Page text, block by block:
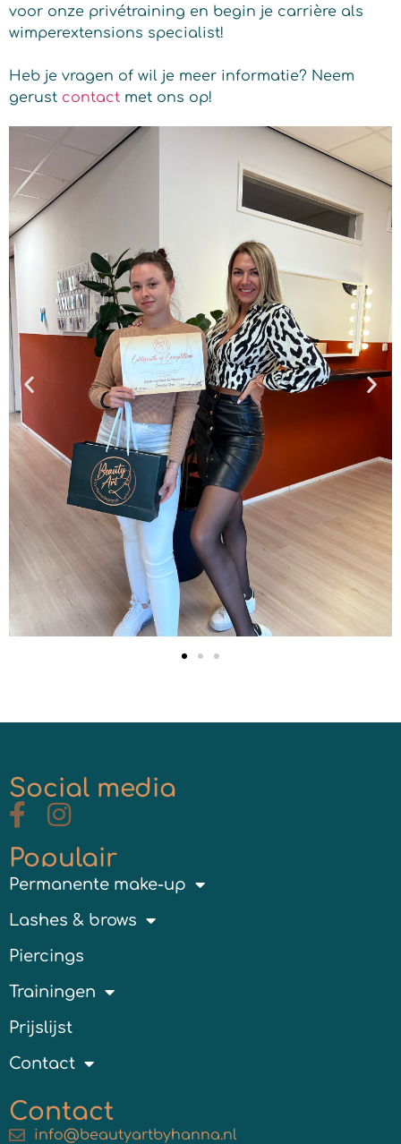
voor onze privétraining en begin je carrière als
wimperextensions specialist!
Heb je vragen of wil je meer informatie? Neem
gerust contact met ons op!
Contact
info@beautyartbyhanna.nl
Populair
Permanente make-up
Lashes & brows
Piercings
Trainingen
Prijslijst
Contact
Social media